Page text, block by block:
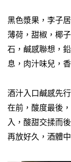
黑色漿果，李子
薄荷，甜椒，椰
石，鹹感聯想，
息，肉汁味兒，
酒汁入口鹹感先
在前，酸度最後
入，酸甜交揉而
再放好久，酒體